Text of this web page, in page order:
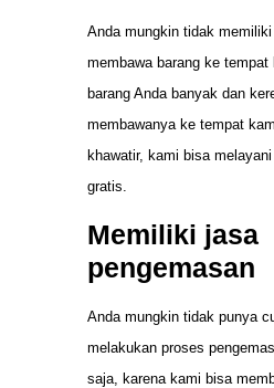
Anda mungkin tidak
membawa barang ke
barang Anda banyak dan
membawanya ke tempat
khawatir, kami bisa
gratis.
Memiliki jasa
pengemasan
Anda mungkin tidak punya
melakukan proses
saja, karena kami bisa